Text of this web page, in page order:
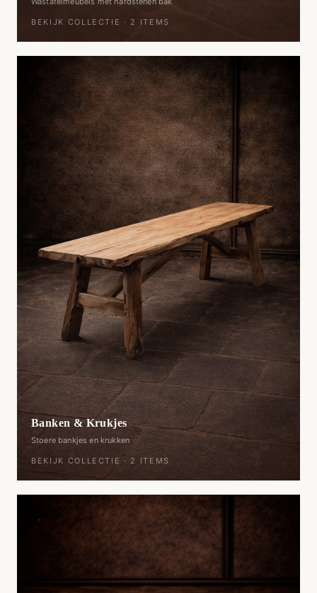
BEKIJK COLLECTIE · 2 ITEMS
Banken & Krukjes
Stoere bankjes en krukken
BEKIJK COLLECTIE · 2 ITEMS